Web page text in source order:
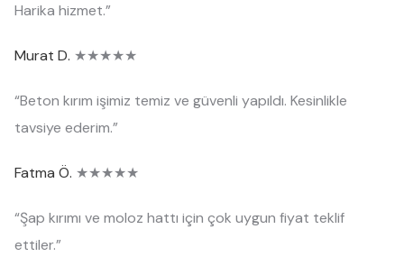
Harika hizmet.”
Murat D. ★★★★★
“Beton kırım işimiz temiz ve güvenli yapıldı. Kesinlikle
tavsiye ederim.”
Fatma Ö. ★★★★★
“Şap kırımı ve moloz hattı için çok uygun fiyat teklif
ettiler.”